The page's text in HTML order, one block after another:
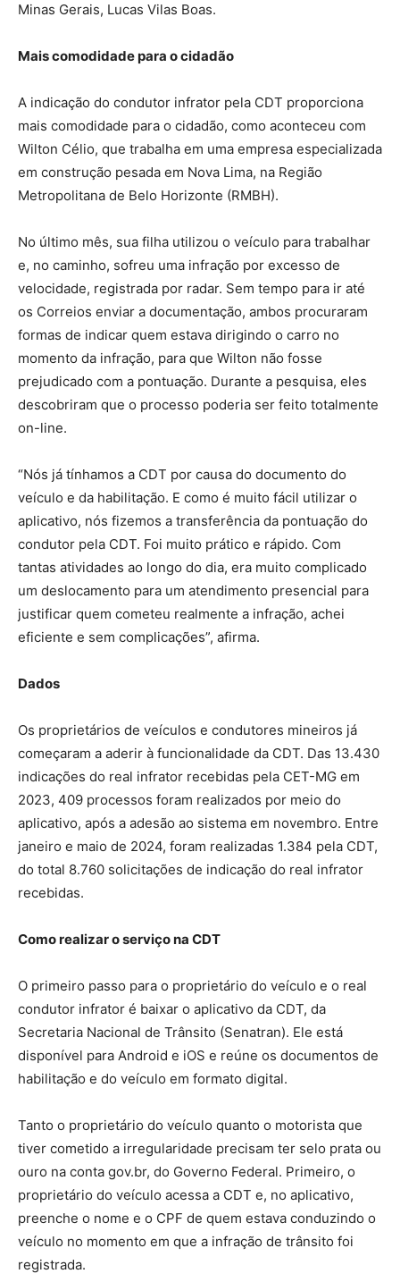
Minas Gerais, Lucas Vilas Boas.
Mais comodidade para o cidadão
A indicação do condutor infrator pela CDT proporciona
mais comodidade para o cidadão, como aconteceu com
Wilton Célio, que trabalha em uma empresa especializada
em construção pesada em Nova Lima, na Região
Metropolitana de Belo Horizonte (RMBH).
No último mês, sua filha utilizou o veículo para trabalhar
e, no caminho, sofreu uma infração por excesso de
velocidade, registrada por radar. Sem tempo para ir até
os Correios enviar a documentação, ambos procuraram
formas de indicar quem estava dirigindo o carro no
momento da infração, para que Wilton não fosse
prejudicado com a pontuação. Durante a pesquisa, eles
descobriram que o processo poderia ser feito totalmente
on-line.
“Nós já tínhamos a CDT por causa do documento do
veículo e da habilitação. E como é muito fácil utilizar o
aplicativo, nós fizemos a transferência da pontuação do
condutor pela CDT. Foi muito prático e rápido. Com
tantas atividades ao longo do dia, era muito complicado
um deslocamento para um atendimento presencial para
justificar quem cometeu realmente a infração, achei
eficiente e sem complicações”, afirma.
Dados
Os proprietários de veículos e condutores mineiros já
começaram a aderir à funcionalidade da CDT. Das 13.430
indicações do real infrator recebidas pela CET-MG em
2023, 409 processos foram realizados por meio do
aplicativo, após a adesão ao sistema em novembro. Entre
janeiro e maio de 2024, foram realizadas 1.384 pela CDT,
do total 8.760 solicitações de indicação do real infrator
recebidas.
Como realizar o serviço na CDT
O primeiro passo para o proprietário do veículo e o real
condutor infrator é baixar o aplicativo da CDT, da
Secretaria Nacional de Trânsito (Senatran). Ele está
disponível para Android e iOS e reúne os documentos de
habilitação e do veículo em formato digital.
Tanto o proprietário do veículo quanto o motorista que
tiver cometido a irregularidade precisam ter selo prata ou
ouro na conta gov.br, do Governo Federal. Primeiro, o
proprietário do veículo acessa a CDT e, no aplicativo,
preenche o nome e o CPF de quem estava conduzindo o
veículo no momento em que a infração de trânsito foi
registrada.